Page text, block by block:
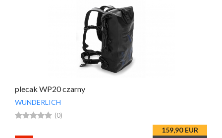
plecak WP20 czarny
WUNDERLICH
 (0)
159,90 EUR